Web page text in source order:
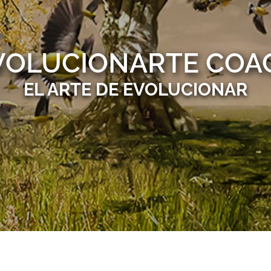
EL ARTE DE EVOLUCIONAR